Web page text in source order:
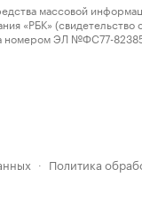
массовой
«РБК» (свидетельство
номером ЭЛ №ФС77-
· Политика